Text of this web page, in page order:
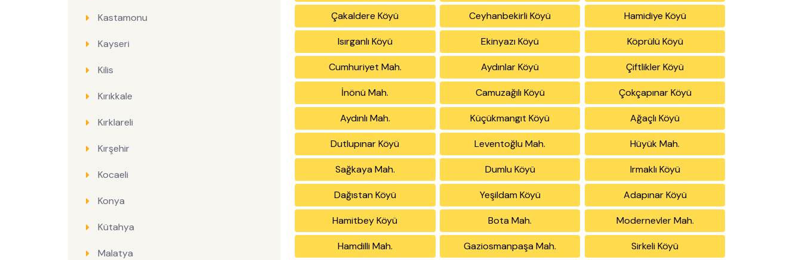
Kastamonu
Kayseri
Kilis
Kırıkkale
Kırklareli
Kırşehir
Kocaeli
Konya
Kütahya
Malatya
Çakaldere Köyü Ceyhanbekirli Köyü Hamidiye Köyü
Isırganlı Köyü Ekinyazı Köyü Köprülü Köyü
Cumhuriyet Mah. Aydınlar Köyü Çiftlikler Köyü
İnönü Mah. Camuzağılı Köyü Çokçapınar Köyü
Aydınlı Mah. Küçükmangıt Köyü Ağaçlı Köyü
Dutlupınar Köyü Leventoğlu Mah. Hüyük Mah.
Sağkaya Mah. Dumlu Köyü Irmaklı Köyü
Dağıstan Köyü Yeşildam Köyü Adapınar Köyü
Hamitbey Köyü Bota Mah. Modernevler Mah.
Hamdilli Mah. Gaziosmanpaşa Mah. Sirkeli Köyü